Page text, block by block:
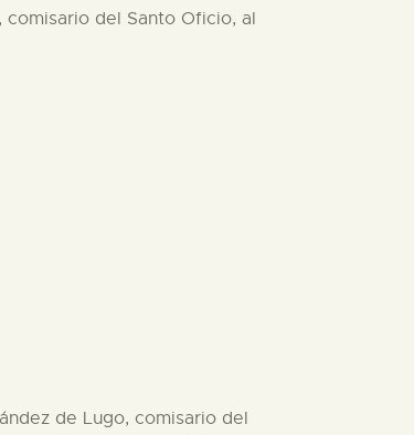
del Santo Oficio, al
de Lugo, comisario del